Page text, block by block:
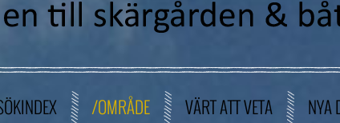
/OMRÅDE VÄRT ATT VETA NYA